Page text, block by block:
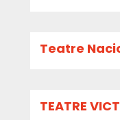
Teatre
TEATRE